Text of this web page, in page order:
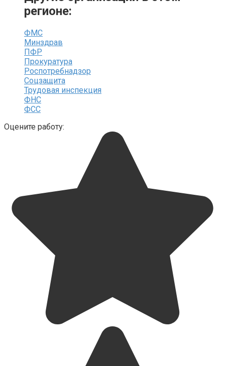
регионе:
ФМС
Минздрав
ПФР
Прокуратура
Роспотребнадзор
Соцзащита
Трудовая инспекция
ФНС
ФСС
Оцените работу: